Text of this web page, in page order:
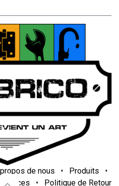
de nous • Produits
•
• Politique de Retour